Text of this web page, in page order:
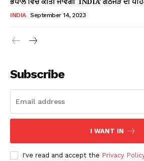
INDIA September 14, 2023
Subscribe
I WANT IN
I've read and accept the Privacy